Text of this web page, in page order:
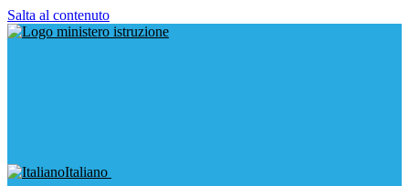
Salta al contenuto
Italiano